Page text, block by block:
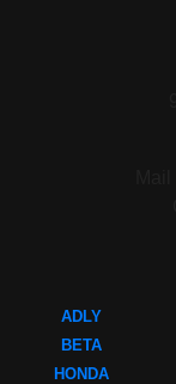
ADLY
BETA
HONDA